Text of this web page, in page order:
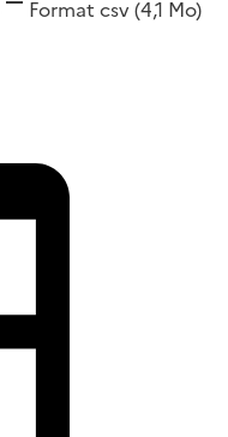
Format csv(4,1 Mo)